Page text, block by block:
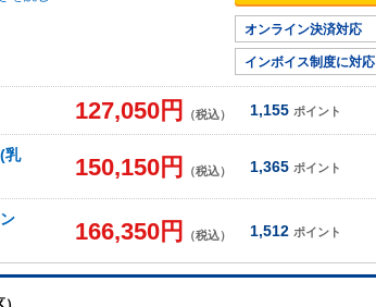
オンライン決済対応
インボイス制度に対応
127,050円 （税込） 1,155 ポイント
乳
150,150円 （税込） 1,365 ポイント
166,350円 （税込） 1,512 ポイント